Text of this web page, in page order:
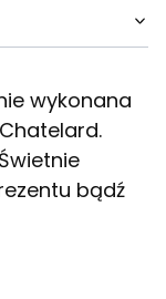
wykonana
bądź